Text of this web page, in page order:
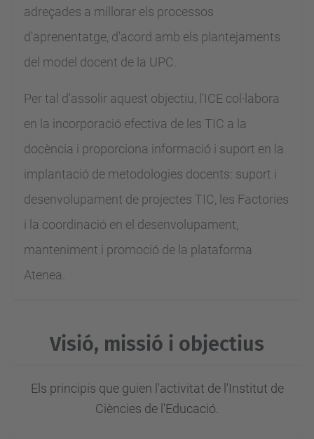
adreçades a millorar els processos
d'aprenentatge, d'acord amb els plantejaments
del model docent de la UPC.
Per tal d'assolir aquest objectiu, l'ICE col·labora
en la incorporació efectiva de les TIC a la
docència i proporciona informació i suport en la
implantació de metodologies docents: suport i
desenvolupament de projectes TIC, les Factories
i la coordinació en el desenvolupament,
manteniment i promoció de la plataforma
Atenea.
Visió, missió i objectius
Els principis que guien l'activitat de l'Institut de
Ciències de l'Educació.